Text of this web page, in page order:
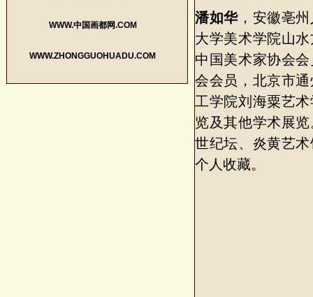
WWW.中国画都网.COM
WWW.ZHONGGUOHUADU.COM
潘如华，安徽亳
大学美术学院山
中国美术家协会
会会员，北京市
工学院刘海粟艺
览及其他学术展
世纪坛、炎黄艺
个人收藏。